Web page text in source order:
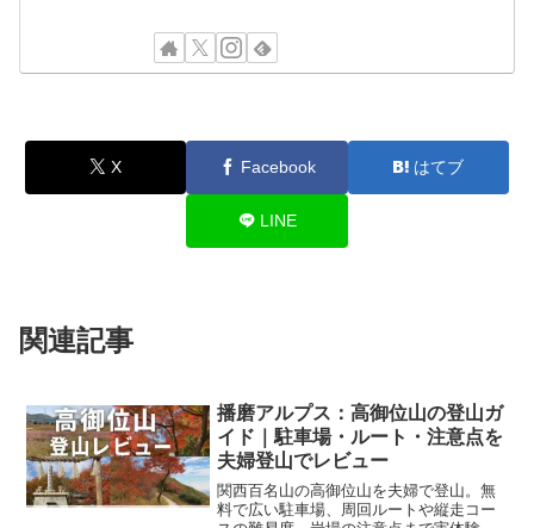
X Facebook はてブ
LINE
関連記事
播磨アルプス：高御位山の登山ガ
イド｜駐車場・ルート・注意点を
夫婦登山でレビュー
関西百名山の高御位山を夫婦で登山。無
料で広い駐車場、周回ルートや縦走コー